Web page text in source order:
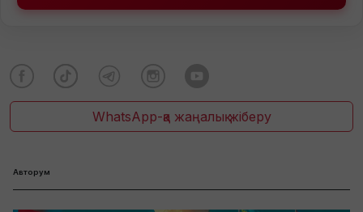
WhatsApp-қа жаңалық жіберу
Авторум